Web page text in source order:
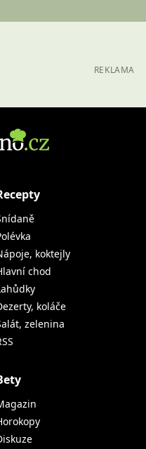
REKLAMA
koktejly
chod
koláče
zelenina